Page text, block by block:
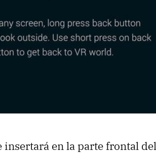
en la parte frontal del